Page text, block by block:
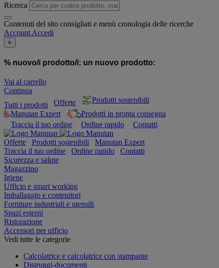
Ricerca
Contenuti del sito consigliati e menù cronologia delle ricerche
Account Accedi
×
% nuovo/i prodotto/i: un nuovo prodotto:
Vai al carrello
Continua
Tutti i prodotti
Offerte
Prodotti sostenibili
Manutan Expert
Prodotti in pronta consegna
Traccia il tuo ordine
Ordine rapido Contatti
Offerte Prodotti sostenibili
Manutan Expert
Traccia il tuo ordine
Ordine rapido
Contatti
Sicurezza e salute
Magazzino
Igiene
Ufficio e smart working
Imballaggio e contenitori
Forniture industriali e utensili
Spazi esterni
Ristorazione
Accessori per ufficio
Vedi tutte le categorie
Calcolatrice e calcolatrice con stampante
Distruggi-documenti